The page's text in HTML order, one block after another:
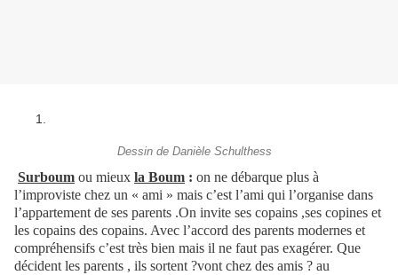
Dessin de Danièle Schulthess
Surboum ou mieux la Boum : on ne débarque plus à
l’improviste chez un « ami » mais c’est l’ami qui l’organise dans
l’appartement de ses parents .On invite ses copains ,ses copines et
les copains des copains. Avec l’accord des parents modernes et
compréhensifs c’est très bien mais il ne faut pas exagérer. Que
décident les parents , ils sortent ?vont chez des amis ? au